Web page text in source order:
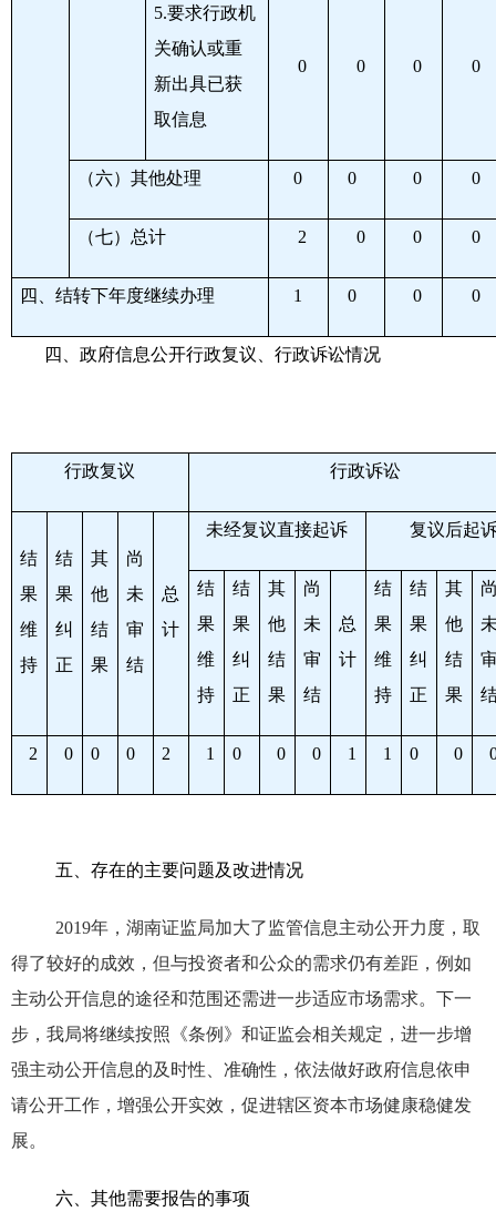
5.要求行政机
关确认或重
新出具已获
取信息
0 0 0 0
（六）其他处理 0 0 0 0
（七）总计 2 0 0 0
四、结转下年度继续办理 1 0 0 0
四、政府信息公开行政复议、行政诉讼情况
行政复议 行政诉讼
结
果
维
持
结
果
纠
正
其
他
结
果
尚
未
审
结
总
计
未经复议直接起诉 复议后起
结
果
维
持
结
果
纠
正
其
他
结
果
尚
未
审
结
总
计
结
果
维
持
结
果
纠
正
其
他
结
果
2 0 0 0 2 1 0 0 0 1 1 0 0
五、存在的主要问题及改进情况
2019年，湖南证监局加大了监管信息主动公开力度，取
得了较好的成效，但与投资者和公众的需求仍有差距，例如
主动公开信息的途径和范围还需进一步适应市场需求。下一
步，我局将继续按照《条例》和证监会相关规定，进一步增
强主动公开信息的及时性、准确性，依法做好政府信息依申
请公开工作，增强公开实效，促进辖区资本市场健康稳健发
展。
六、其他需要报告的事项